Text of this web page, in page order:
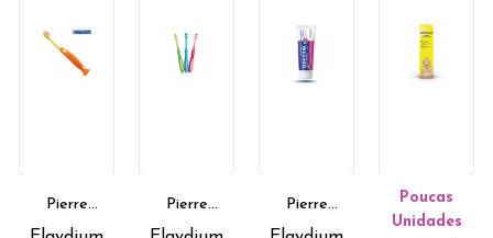
Pierre
Fabre
Pierre
Fabre
Pierre
Fabre
Poucas
Unidades